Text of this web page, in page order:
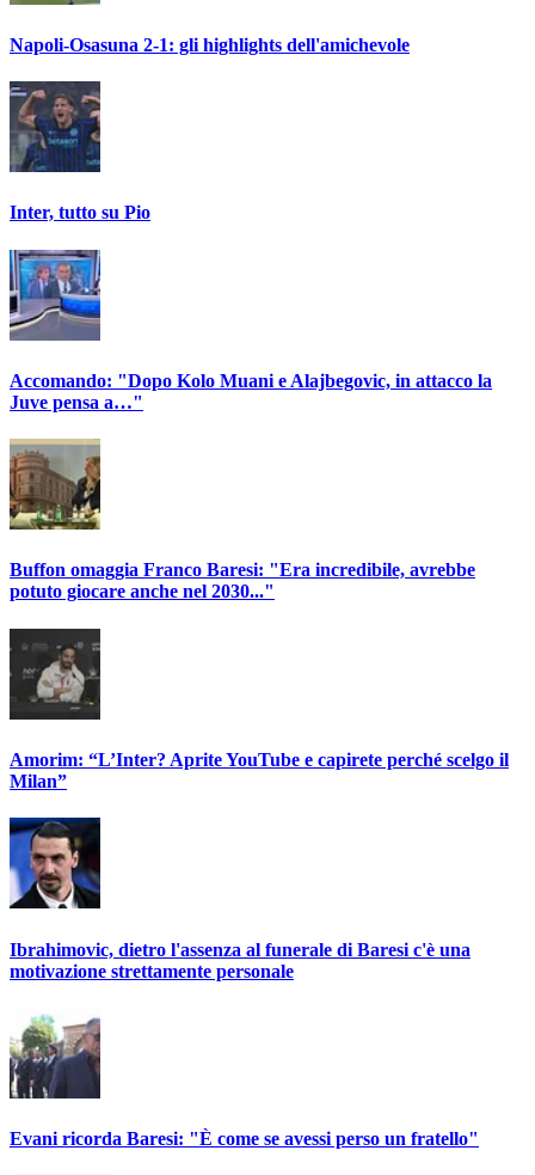
Napoli-Osasuna 2-1: gli highlights dell'amichevole
Inter, tutto su Pio
Accomando: "Dopo Kolo Muani e Alajbegovic, in attacco la
Juve pensa a…"
Buffon omaggia Franco Baresi: "Era incredibile, avrebbe
potuto giocare anche nel 2030..."
Amorim: “L’Inter? Aprite YouTube e capirete perché scelgo il
Milan”
Ibrahimovic, dietro l'assenza al funerale di Baresi c'è una
motivazione strettamente personale
Evani ricorda Baresi: "È come se avessi perso un fratello"